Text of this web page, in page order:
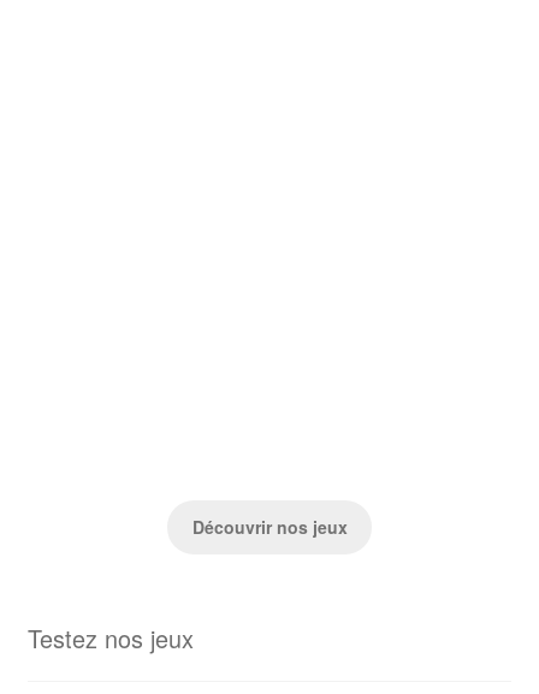
Découvrir nos jeux
Testez nos jeux